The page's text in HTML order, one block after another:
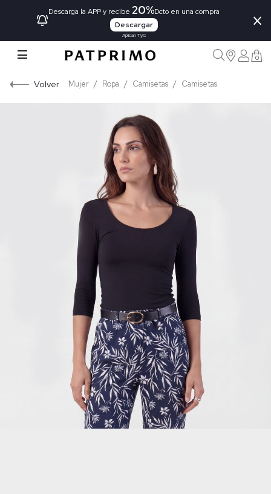
Descarga la APP y recibe 20%Dcto en una compra
Descargar
Aplican TyC
×
0
Volver Mujer Ropa Camisetas Camisetas